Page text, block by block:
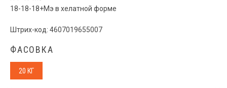
18-18-18+Мэ в хелатной форме
Штрих-код: 4607019655007
ФАСОВКА
20 КГ